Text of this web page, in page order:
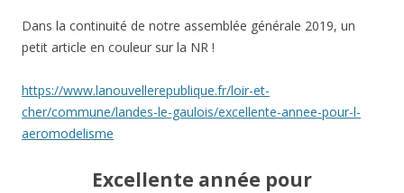
Dans la continuité de notre assemblée générale 2019, un
petit article en couleur sur la NR !
https://www.lanouvellerepublique.fr/loir-et-
cher/commune/landes-le-gaulois/excellente-annee-pour-l-
aeromodelisme
Excellente année pour